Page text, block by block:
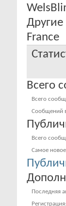
France
Всего
Всего
Сообщений
Всего
Самое
Последняя
Регистрация